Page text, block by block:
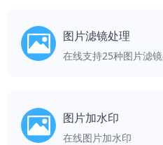
图片滤镜处理
在线支持25种图片滤
图片加水印
在线图片加水印